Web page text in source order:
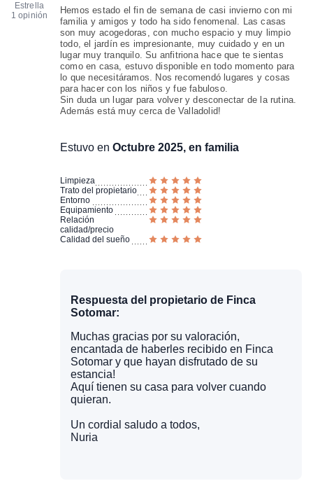
Estrella
1 opinión
Hemos estado el fin de semana de casi invierno con mi
familia y amigos y todo ha sido fenomenal. Las casas
son muy acogedoras, con mucho espacio y muy limpio
todo, el jardín es impresionante, muy cuidado y en un
lugar muy tranquilo. Su anfitriona hace que te sientas
como en casa, estuvo disponible en todo momento para
lo que necesitáramos. Nos recomendó lugares y cosas
para hacer con los niños y fue fabuloso.
Sin duda un lugar para volver y desconectar de la rutina.
Además está muy cerca de Valladolid!
Estuvo en Octubre 2025, en familia
Limpieza
Trato del propietario
Entorno
Equipamiento
Relación
calidad/precio
Calidad del sueño
Respuesta del propietario de Finca
Sotomar:
Muchas gracias por su valoración,
encantada de haberles recibido en Finca
Sotomar y que hayan disfrutado de su
estancia!
Aquí tienen su casa para volver cuando
quieran.
Un cordial saludo a todos,
Nuria